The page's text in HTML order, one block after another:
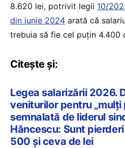
8.620 lei, potrivit legii 10/
din iunie 2024 arată că
trebuia să fie cel puțin 4.400
Citește și:
Legea salarizării 2026.
veniturilor pentru „mulți
semnalată de liderul
Hăncescu: Sunt
500 și ceva de lei